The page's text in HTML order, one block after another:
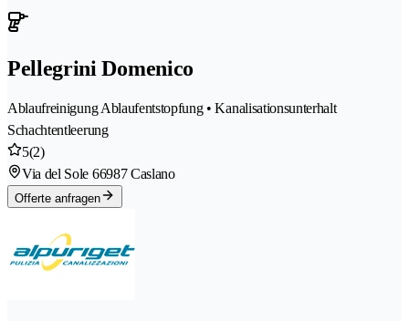
Pellegrini Domenico
Ablaufreinigung Ablaufentstopfung • Kanalisationsunterhalt
Schachtentleerung
5(2)
Via del Sole 66987 Caslano
Offerte anfragen